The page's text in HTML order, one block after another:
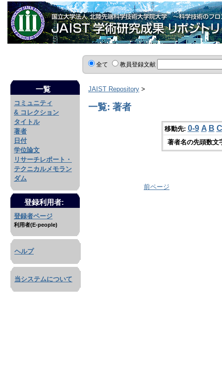
全て 教員登録文献
一覧
コミュニティ
& コレクション
タイトル
著者
日付
学位論文
リサーチレポート・
テクニカルメモラン
ダム
登録利用者:
登録者ページ
利用者(E-people)
ヘルプ
当システムについて
JAIST Repository >
一覧: 著者
移動先: 0-9 A B C
著者名の先頭数
前ページ